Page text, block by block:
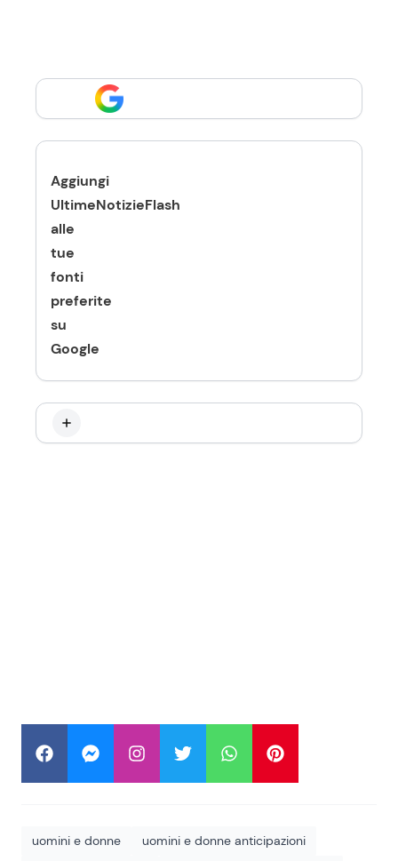
Aggiungi
UltimeNotizieFlash
alle
tue
fonti
preferite
su
Google
uomini e donne
uomini e donne anticipazioni